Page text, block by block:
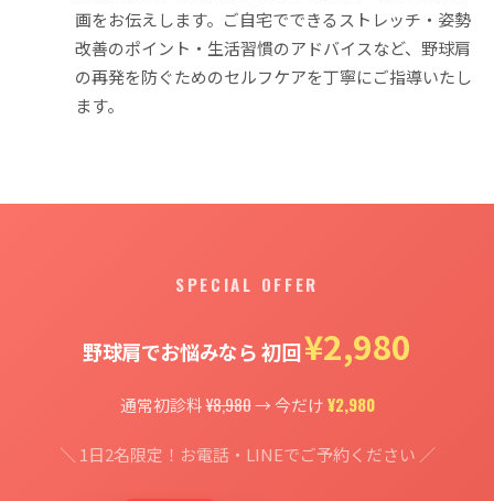
画をお伝えします。ご自宅でできるストレッチ・姿勢
改善のポイント・生活習慣のアドバイスなど、野球肩
の再発を防ぐためのセルフケアを丁寧にご指導いたし
ます。
SPECIAL OFFER
野球肩でお悩みなら 初回¥2,980
通常初診料¥8,980→ 今だけ¥2,980
＼ 1日2名限定！お電話・LINEでご予約ください ／